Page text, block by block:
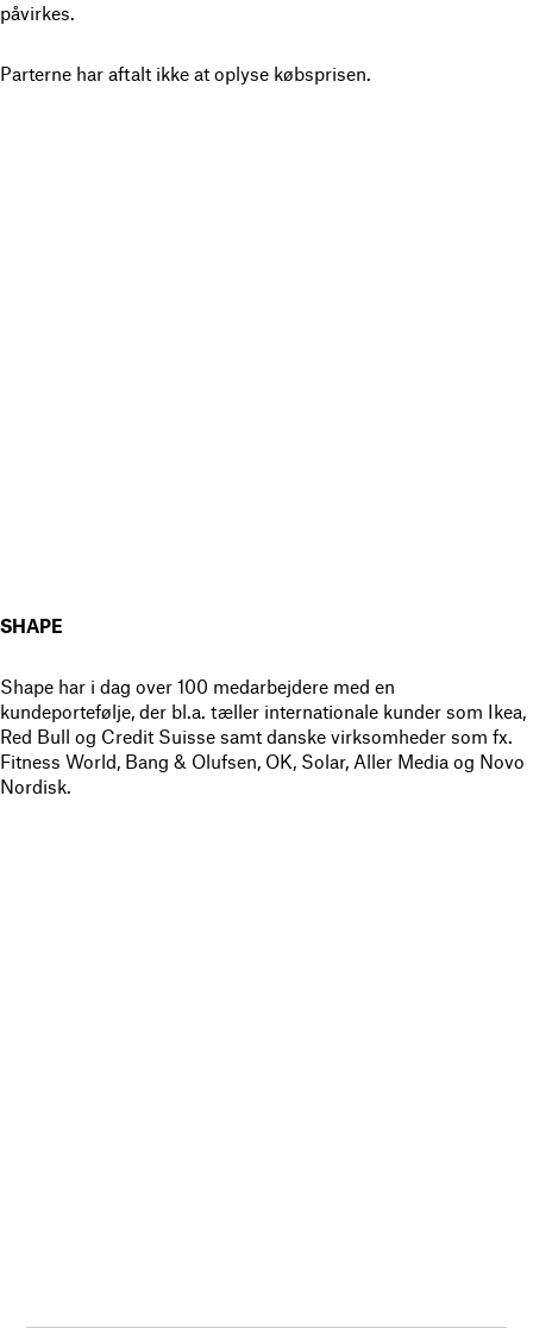
påvirkes.
Parterne har aftalt ikke at oplyse købsprisen.
SHAPE
Shape har i dag over 100 medarbejdere med en
kundeportefølje, der bl.a. tæller internationale kunder som Ikea,
Red Bull og Credit Suisse samt danske virksomheder som fx.
Fitness World, Bang & Olufsen, OK, Solar, Aller Media og Novo
Nordisk.